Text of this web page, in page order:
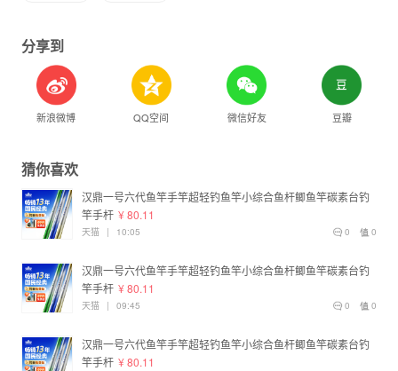
分享到
新浪微博 QQ空间 微信好友 豆瓣
猜你喜欢
汉鼎一号六代鱼竿手竿超轻钓鱼竿小综合鱼杆鲫鱼竿碳素台钓
竿手杆 ¥ 80.11
0
0
天猫 | 10:05
汉鼎一号六代鱼竿手竿超轻钓鱼竿小综合鱼杆鲫鱼竿碳素台钓
竿手杆 ¥ 80.11
0
0
天猫 | 09:45
汉鼎一号六代鱼竿手竿超轻钓鱼竿小综合鱼杆鲫鱼竿碳素台钓
竿手杆 ¥ 80.11